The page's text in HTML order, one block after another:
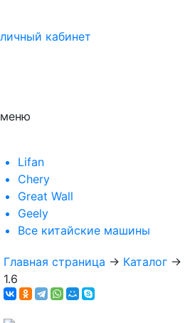
личный кабинет
меню
Lifan
Chery
Great Wall
Geely
Все китайские машины
Главная страница → Каталог →
1.6